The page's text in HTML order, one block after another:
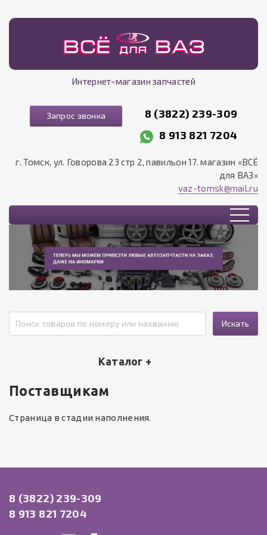
Интернет-магазин запчастей
Запрос звонка
8 (3822) 239-309
8 913 821 7204
г. Томск, ул. Говорова 23 стр 2, павильон 17. магазин «ВСЁ
для ВАЗ»
vaz-tomsk@mail.ru
Искать
Каталог +
Поставщикам
Страница в стадии наполнения.
8 (3822) 239-309
8 913 821 7204